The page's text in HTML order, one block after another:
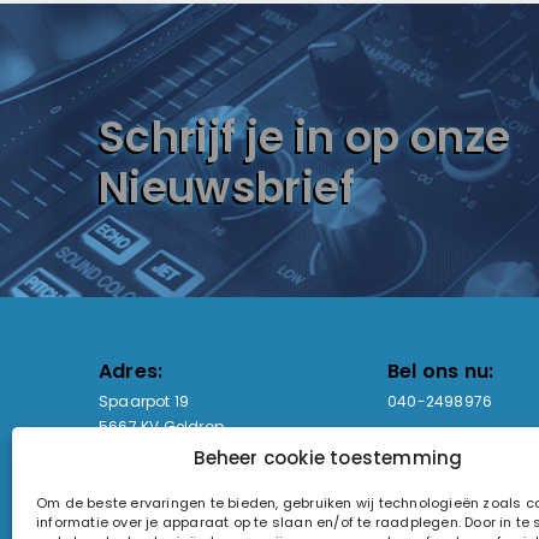
Beheer cookie toestemming
Om de beste ervaringen te bieden, gebruiken wij technologieën zoals
informatie over je apparaat op te slaan en/of te raadplegen. Door in te
Schrijf je in op onze
Nieuwsbrief
Adres:
Spaarpot 19
5667 KV Geldrop
Bel ons nu:
040-2498976
sales@lightandsound.store
Openingstijden:
Ma - Vr: 09:00-17:00
Za: Enkel op